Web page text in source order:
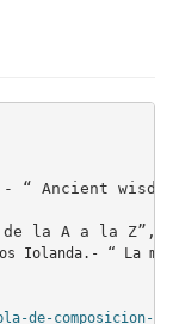
“ Ancient
la A a la Z”,
de-